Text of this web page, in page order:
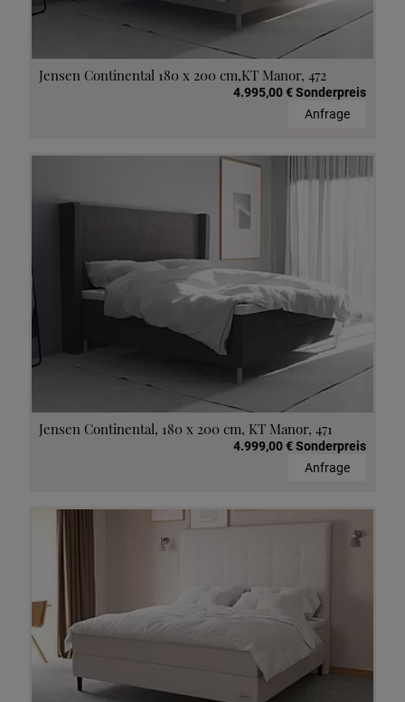
Jensen Continental 180 x 200 cm,KT Manor, 472
4.995,00 € Sonderpreis
Anfrage
Jensen Continental, 180 x 200 cm, KT Manor, 471
4.999,00 € Sonderpreis
Anfrage